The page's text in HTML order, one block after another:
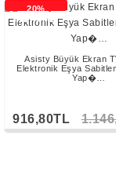
20%
İNDİRİMLİ
Asisty Büyük Ekran
Elektronik Eşya
Yap�…
916,80TL